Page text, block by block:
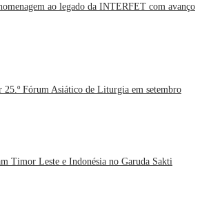
ao legado da INTERFET com avanço
Fórum Asiático de Liturgia em setembro
Timor Leste e Indonésia no Garuda Sakti